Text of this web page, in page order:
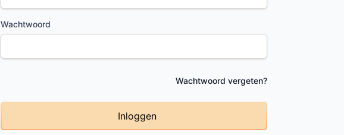
Wachtwoord
Wachtwoord vergeten?
Inloggen